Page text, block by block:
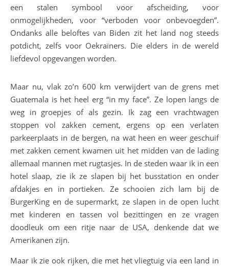
een stalen symbool voor afscheiding, voor
onmogelijkheden, voor “verboden voor onbevoegden”.
Ondanks alle beloftes van Biden zit het land nog steeds
potdicht, zelfs voor Oekraïners. Die elders in de wereld
liefdevol opgevangen worden.
Maar nu, vlak zo’n 600 km verwijdert van de grens met
Guatemala is het heel erg “in my face”. Ze lopen langs de
weg in groepjes of als gezin. Ik zag een vrachtwagen
stoppen vol zakken cement, ergens op een verlaten
parkeerplaats in de bergen, na wat heen en weer geschuif
met zakken cement kwamen uit het midden van de lading
allemaal mannen met rugtasjes. In de steden waar ik in een
hotel slaap, zie ik ze slapen bij het busstation en onder
afdakjes en in portieken. Ze schooien zich lam bij de
BurgerKing en de supermarkt, ze slapen in de open lucht
met kinderen en tassen vol bezittingen en ze vragen
doodleuk om een ritje naar de USA, denkende dat we
Amerikanen zijn.
Maar ik zie ook rijken, die met het vliegtuig via een land in